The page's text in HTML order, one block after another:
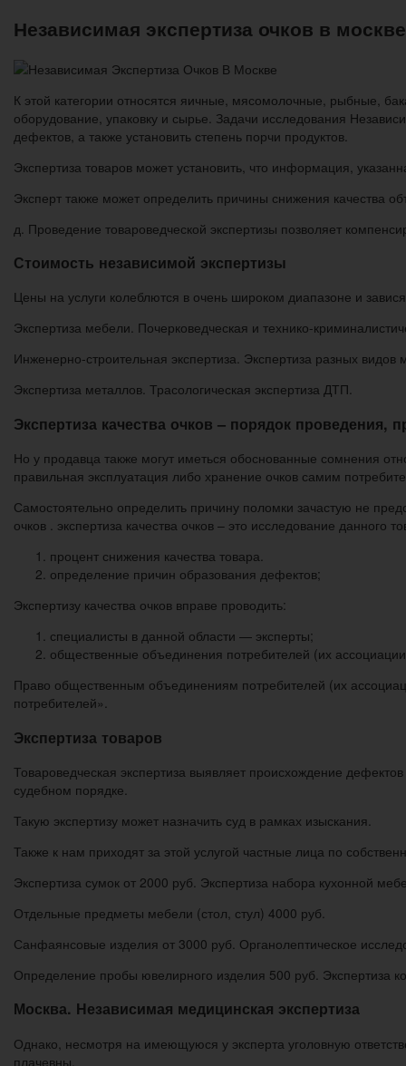
Независимая экспертиза очков в москве
К этой категории относятся яичные, мясомолочные, рыбные,
оборудование, упаковку и сырье. Задачи исследования
дефектов, а также установить степень порчи продуктов.
Экспертиза товаров может установить, что информация,
Эксперт также может определить причины снижения качества
д. Проведение товароведческой экспертизы позволяет
Стоимость независимой экспертизы
Цены на услуги колеблются в очень широком диапазоне и
Экспертиза мебели. Почерковедческая и технико-
Инженерно-строительная экспертиза. Экспертиза разных видов
Экспертиза металлов. Трасологическая экспертиза ДТП.
Экспертиза качества очков – порядок проведения,
Но у продавца также могут иметься обоснованные сомнения
правильная эксплуатация либо хранение очков самим
Самостоятельно определить причину поломки зачастую не
очков . экспертиза качества очков – это исследование
процент снижения качества товара.
определение причин образования дефектов;
Экспертизу качества очков вправе проводить:
специалисты в данной области — эксперты;
общественные объединения потребителей (их
Право общественным объединениям потребителей (их
потребителей».
Экспертиза товаров
Товароведческая экспертиза выявляет происхождение
судебном порядке.
Такую экспертизу может назначить суд в рамках изыскания.
Также к нам приходят за этой услугой частные лица по
Экспертиза сумок от 2000 руб. Экспертиза набора кухонной
Отдельные предметы мебели (стол, стул) 4000 руб.
Санфаянсовые изделия от 3000 руб. Органолептическое
Определение пробы ювелирного изделия 500 руб. Экспертиза
Москва. Независимая медицинская экспертиза
Однако, несмотря на имеющуюся у эксперта уголовную
плачевны.